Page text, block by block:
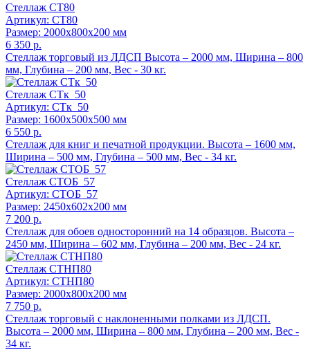
Стеллаж СТ80
Артикул: СТ80
Размер: 2000x800x200 мм
6 350 р.
Стеллаж торговый из ЛДСП Высота – 2000 мм, Ширина – 800
мм, Глубина – 200 мм, Вес - 30 кг.
Стеллаж СТк_50
Артикул: СТк_50
Размер: 1600x500x500 мм
6 550 р.
Стеллаж для книг и печатной продукции. Высота – 1600 мм,
Ширина – 500 мм, Глубина – 500 мм, Вес - 34 кг.
Стеллаж СТОБ_57
Артикул: СТОБ_57
Размер: 2450x602x200 мм
7 200 р.
Стеллаж для обоев односторонний на 14 образцов. Высота –
2450 мм, Ширина – 602 мм, Глубина – 200 мм, Вес - 24 кг.
Стеллаж СТНП80
Артикул: СТНП80
Размер: 2000x800x200 мм
7 750 р.
Стеллаж торговый с наклоненными полками из ЛДСП.
Высота – 2000 мм, Ширина – 800 мм, Глубина – 200 мм, Вес -
34 кг.